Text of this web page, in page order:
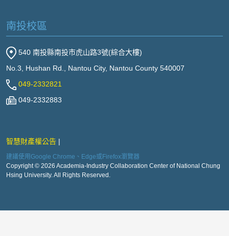
南投校區
540 南投縣南投市虎山路3號(綜合大樓)
No.3, Hushan Rd., Nantou City, Nantou County 540007
049-2332821
049-2332883
智慧財產權公告
建議使用Google Chrome、Edge或Firefox瀏覽器
Copyright © 2026 Academia-Industry Collaboration Center of National Chung
Hsing University. All Rights Reserved.